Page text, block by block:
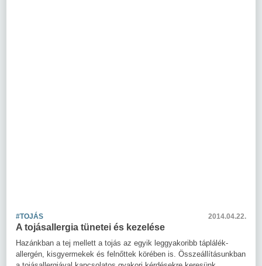
#TOJÁS 2014.04.22.
A tojásallergia tünetei és kezelése
Hazánkban a tej mellett a tojás az egyik leggyakoribb táplálék-
allergén, kisgyermekek és felnőttek körében is. Összeállításunkban